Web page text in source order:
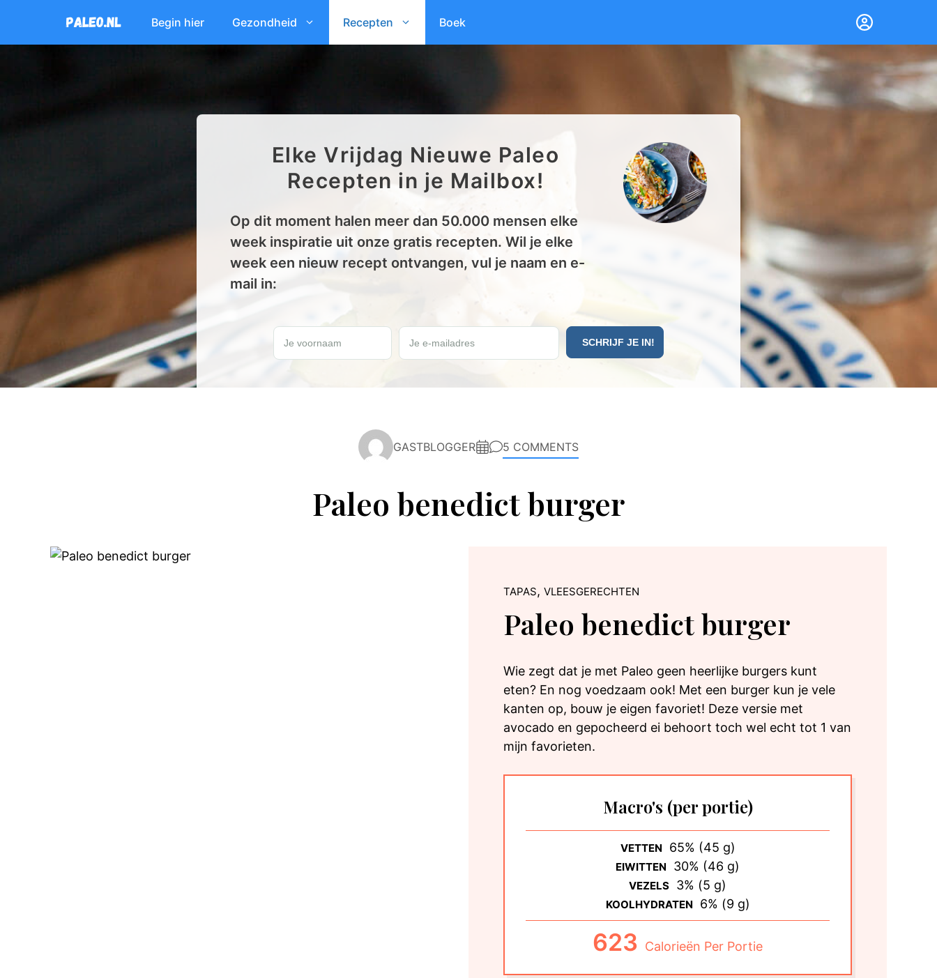
de
Begin hier Gezondheid Recepten Boek
Elke Vrijdag Nieuwe Paleo
Recepten in je Mailbox!
Op dit moment halen meer dan 50.000 mensen elke
week inspiratie uit onze gratis recepten. Wil je elke
week een nieuw recept ontvangen, vul je naam en e-
mail in:
GASTBLOGGER 5 COMMENTS
Paleo benedict burger
TAPAS, VLEESGERECHTEN
Paleo benedict burger
Wie zegt dat je met Paleo geen heerlijke burgers kunt
eten? En nog voedzaam ook! Met een burger kun je vele
kanten op, bouw je eigen favoriet! Deze versie met
avocado en gepocheerd ei behoort toch wel echt tot 1 van
mijn favorieten.
Macro's (per portie)
VETTEN 65% (45 g)
EIWITTEN 30% (46 g)
VEZELS 3% (5 g)
KOOLHYDRATEN 6% (9 g)
623 Calorieën Per Portie